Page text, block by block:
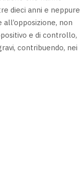
dieci anni e neppure
non
e di controllo,
contribuendo, nei